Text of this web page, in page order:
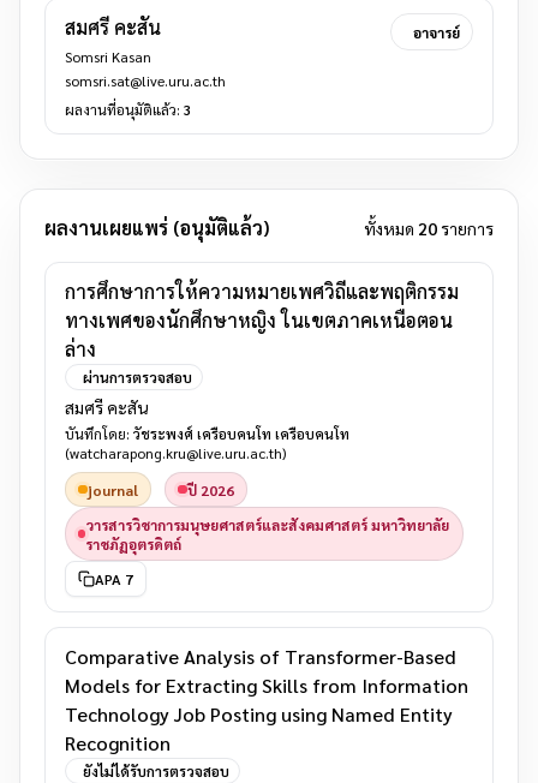
สมศรี คะสัน
Somsri Kasan
somsri.sat@live.uru.ac.th
ผลงานที่อนุมัติแล้ว: 3
อาจารย์
ผลงานเผยแพร่ (อนุมัติแล้ว) ทั้งหมด 20 รายการ
การศึกษาการให้ความหมายเพศวิถีและพฤติกรรม
ทางเพศของนักศึกษาหญิง ในเขตภาคเหนือตอน
ล่าง
ผ่านการตรวจสอบ
สมศรี คะสัน
บันทึกโดย: วัชระพงศ์ เครือบคนโท เครือบคนโท
(watcharapong.kru@live.uru.ac.th)
journal
ปี 2026
วารสารวิชาการมนุษยศาสตร์และสังคมศาสตร์ มหาวิทยาลัย
ราชภัฏอุตรดิตถ์
APA 7
Comparative Analysis of Transformer-Based
Models for Extracting Skills from Information
Technology Job Posting using Named Entity
Recognition
ยังไม่ได้รับการตรวจสอบ